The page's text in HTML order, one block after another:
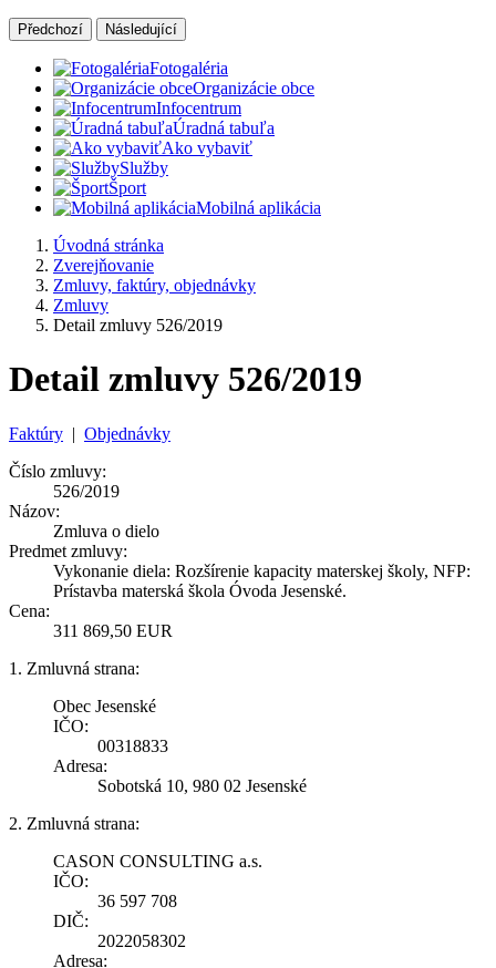
Předchozí Následující
Fotogaléria
Organizácie obce
Infocentrum
Úradná tabuľa
Ako vybaviť
Služby
Šport
Mobilná aplikácia
Úvodná stránka
Zverejňovanie
Zmluvy, faktúry, objednávky
Zmluvy
Detail zmluvy 526/2019
Detail zmluvy 526/2019
Faktúry | Objednávky
Číslo zmluvy:
526/2019
Názov:
Zmluva o dielo
Predmet zmluvy:
Vykonanie diela: Rozšírenie kapacity materskej školy, NFP:
Prístavba materská škola Óvoda Jesenské.
Cena:
311 869,50 EUR
1. Zmluvná strana:
Obec Jesenské
IČO:
00318833
Adresa:
Sobotská 10, 980 02 Jesenské
2. Zmluvná strana:
CASON CONSULTING a.s.
IČO:
36 597 708
DIČ:
2022058302
Adresa: